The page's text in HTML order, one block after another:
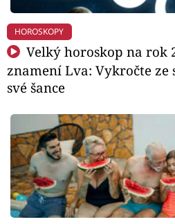
HOROSKOPY
Velký horoskop na rok
znamení Lva: Vykročte ze
své šance